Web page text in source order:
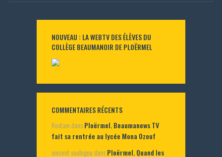
NOUVEAU : LA WEBTV DES ÉLÈVES DU
COLLÈGE BEAUMANOIR DE PLOËRMEL
COMMENTAIRES RÉCENTS
Rostam dansPloërmel. Beaumanews TV
fait sa rentrée au lycée Mona Ozouf
vincent soubigou dansPloërmel. Quand les